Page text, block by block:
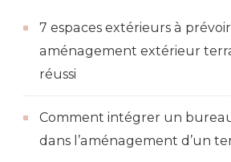
7 espaces extérieurs à
aménagement extérieur
réussi
Comment intégrer un
dans l’aménagement d’un